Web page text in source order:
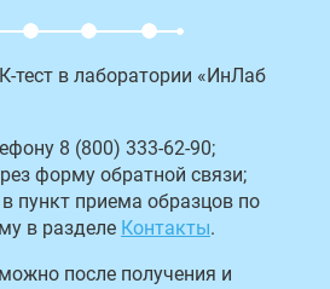
тест в лаборатории «ИнЛаб
8 (800) 333-62-90;
форму обратной связи;
пункт приема образцов по
в разделе Контакты.
после получения и